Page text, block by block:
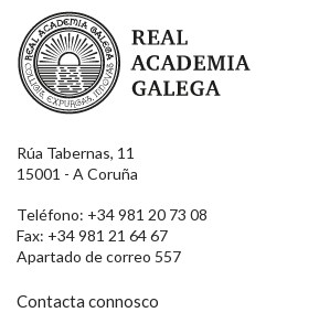
Real Academia Galega
Rúa Tabernas, 11
15001 - A Coruña
Teléfono: +34 981 20 73 08
Fax: +34 981 21 64 67
Apartado de correo 557
Contacta connosco